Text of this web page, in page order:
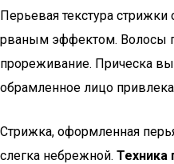
Перьевая текстура
рваным эффектом. Волосы
прореживание. Прическа
обрамленное лицо
Стрижка, оформленная
слегка небрежной. Техника